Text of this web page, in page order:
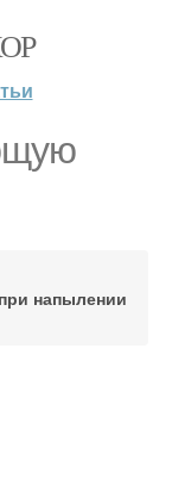
напылении